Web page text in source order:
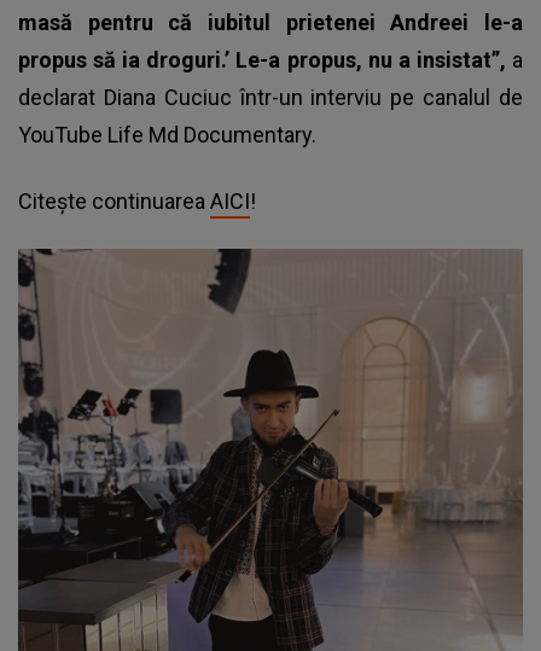
masă pentru că iubitul prietenei Andreei le-a
propus să ia droguri.’ Le-a propus, nu a insistat”, a
declarat Diana Cuciuc într-un interviu pe canalul de
YouTube Life Md Documentary.
Citește continuareaAICI!